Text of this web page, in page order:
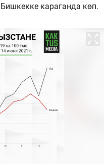
караганда көп.